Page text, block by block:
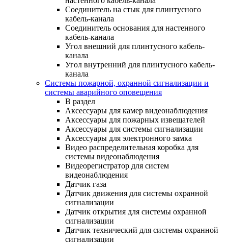
Соединитель на стык для плинтусного
кабель-канала
Соединитель основания для настенного
кабель-канала
Угол внешний для плинтусного кабель-
канала
Угол внутренний для плинтусного кабель-
канала
Системы пожарной, охранной сигнализации и
системы аварийного оповещения
В раздел
Аксессуары для камер видеонаблюдения
Аксессуары для пожарных извещателей
Аксессуары для системы сигнализации
Аксессуары для электронного замка
Видео распределительная коробка для
системы видеонаблюдения
Видеорегистратор для систем
видеонаблюдения
Датчик газа
Датчик движения для системы охранной
сигнализации
Датчик открытия для системы охранной
сигнализации
Датчик технический для системы охранной
сигнализации